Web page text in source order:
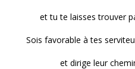
et tu te laisses trouver
Sois favorable à tes
et dirige leur